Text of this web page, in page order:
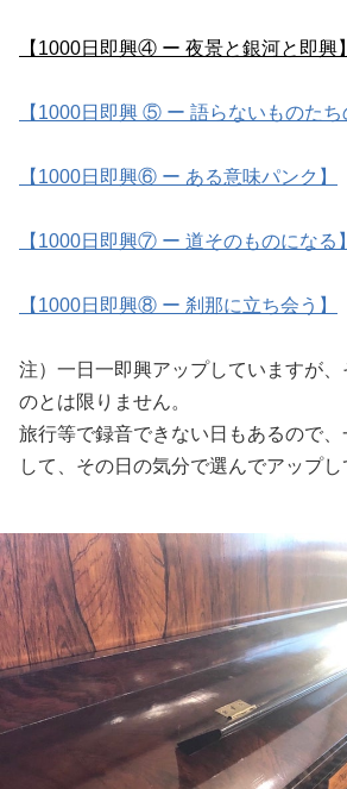
【1000日即興④ ー 夜景と銀河と即興】
【1000日即興 ⑤ ー 語らないものたち
【1000日即興⑥ ー ある意味パンク】
【1000日即興⑦ ー 道そのものになる】
【1000日即興⑧ ー 刹那に立ち会う】
注）一日一即興アップしていますが
のとは限りません。
旅行等で録音できない日もあるので
して、その日の気分で選んでアップし